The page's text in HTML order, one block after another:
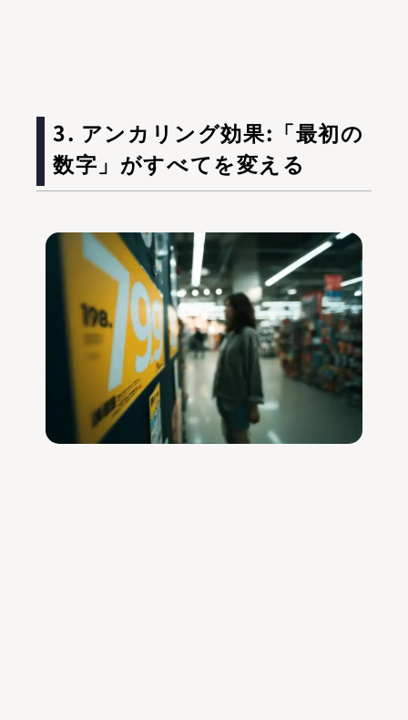
3. アンカリング効果:「最初の
数字」がすべてを変える